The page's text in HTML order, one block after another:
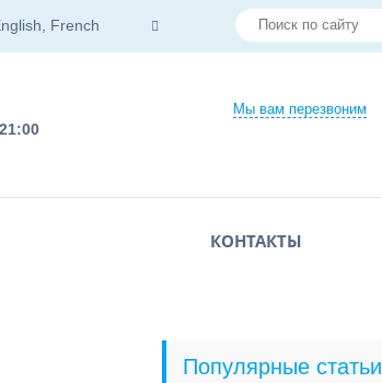
French
Мы вам перезвоним
КОНТАКТЫ
Популярные статьи